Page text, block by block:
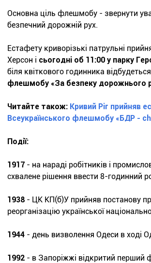
Основна ціль флешмобу - звернути
безпечний дорожній рух.
Естафету криворізькі патрульні
Херсон і сьогодні об 11:00 у парку
біля квіткового годинника
флешмобу «За безпеку дорожнього
Читайте також: Кривий Ріг прийняв
Всеукраїнського флешмобу «БДР -
Події:
1917 - на нараді робітників і
схвалене рішення ввести 8-годинний
1938 - ЦК КП(б)У прийняв постанову
реорганізацію української
1944 - день визволення Одеси в ході
1992 - в Запоріжжі відкритий перший